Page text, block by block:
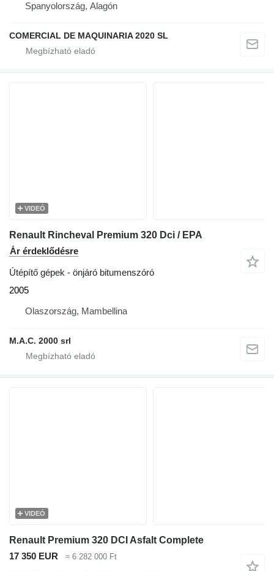
Spanyolország, Alagón
COMERCIAL DE MAQUINARIA 2020 SL
VIDEÓ
Renault Rincheval Premium 320 Dci / EPA
Ár érdeklődésre
Útépítő gépek - önjáró bitumenszóró
2005
Olaszország, Mambellina
M.A.C. 2000 srl
VIDEÓ
Renault Premium 320 DCI Asfalt Complete
17 350 EUR
≈ 6 282 000 Ft